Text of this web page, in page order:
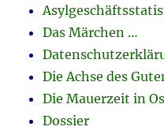
Das Märchen …
Die Achse des
Die Mauerzeit in
Dossier